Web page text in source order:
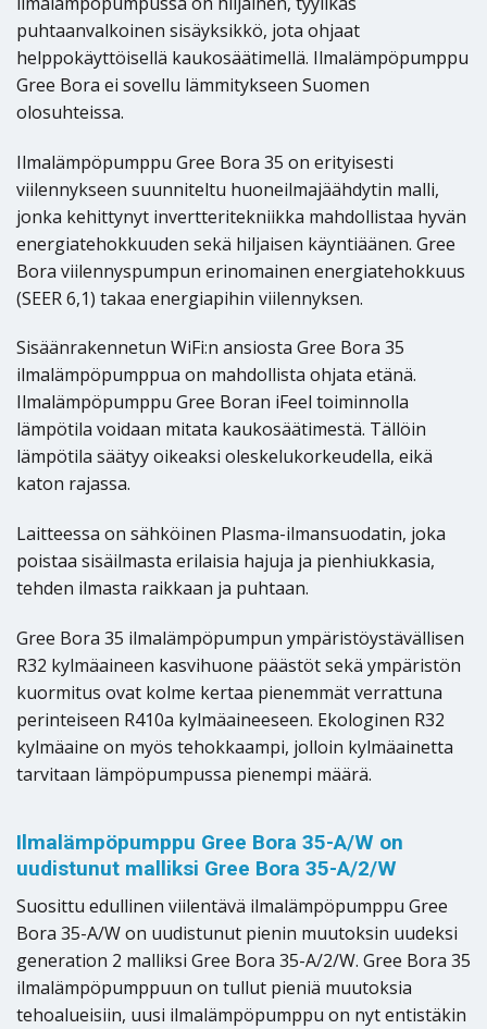
puhtaanvalkoinen sisäyksikkö, jota ohjaat
helppokäyttöisellä kaukosäätimellä. Ilmalämpöpumppu
Gree Bora ei sovellu lämmitykseen Suomen
olosuhteissa.
Ilmalämpöpumppu Gree Bora 35 on erityisesti
viilennykseen suunniteltu huoneilmajäähdytin malli,
jonka kehittynyt invertteritekniikka mahdollistaa hyvän
energiatehokkuuden sekä hiljaisen käyntiäänen. Gree
Bora viilennyspumpun erinomainen energiatehokkuus
(SEER 6,1) takaa energiapihin viilennyksen.
Sisäänrakennetun WiFi:n ansiosta Gree Bora 35
ilmalämpöpumppua on mahdollista ohjata etänä.
Ilmalämpöpumppu Gree Boran iFeel toiminnolla
lämpötila voidaan mitata kaukosäätimestä. Tällöin
lämpötila säätyy oikeaksi oleskelukorkeudella, eikä
katon rajassa.
Laitteessa on sähköinen Plasma-ilmansuodatin, joka
poistaa sisäilmasta erilaisia hajuja ja pienhiukkasia,
tehden ilmasta raikkaan ja puhtaan.
Gree Bora 35 ilmalämpöpumpun ympäristöystävällisen
R32 kylmäaineen kasvihuone päästöt sekä ympäristön
kuormitus ovat kolme kertaa pienemmät verrattuna
perinteiseen R410a kylmäaineeseen. Ekologinen R32
kylmäaine on myös tehokkaampi, jolloin kylmäainetta
tarvitaan lämpöpumpussa pienempi määrä.
Ilmalämpöpumppu Gree Bora 35-A/W on
uudistunut malliksi Gree Bora 35-A/2/W
Suosittu edullinen viilentävä ilmalämpöpumppu Gree
Bora 35-A/W on uudistunut pienin muutoksin uudeksi
generation 2 malliksi Gree Bora 35-A/2/W. Gree Bora 35
ilmalämpöpumppuun on tullut pieniä muutoksia
tehoalueisiin, uusi ilmalämpöpumppu on nyt entistäkin